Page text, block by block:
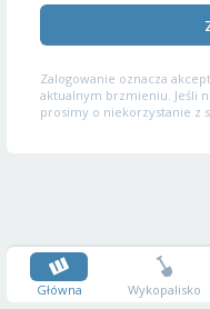
Zalogowanie oznacza
aktualnym brzmieniu. Jeśli
prosimy o niekorzystanie z
Główna Wykopalisko